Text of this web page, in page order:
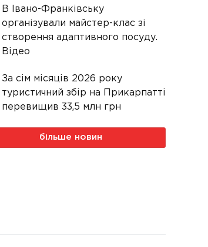
В Івано-Франківську
організували майстер-клас зі
створення адаптивного посуду.
Відео
За сім місяців 2026 року
туристичний збір на Прикарпатті
перевищив 33,5 млн грн
більше новин